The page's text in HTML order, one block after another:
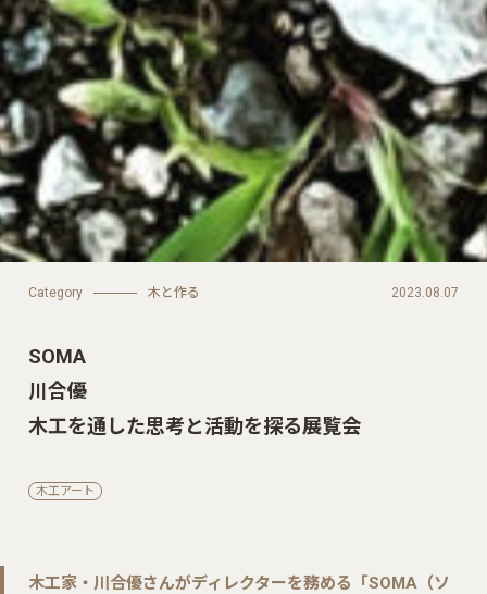
Category 木と作る 2023.08.07
SOMA
川合優
木工を通した思考と活動を探る展覧会
木工アート
木工家・川合優さんがディレクターを務める「SOMA（ソ